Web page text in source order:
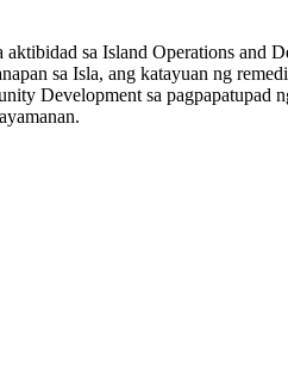
sa Island Operations and
sa Isla, ang katayuan ng
Development sa